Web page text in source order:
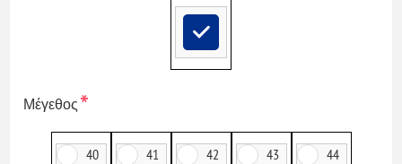
Μέγεθος*
40 41 42 43 44